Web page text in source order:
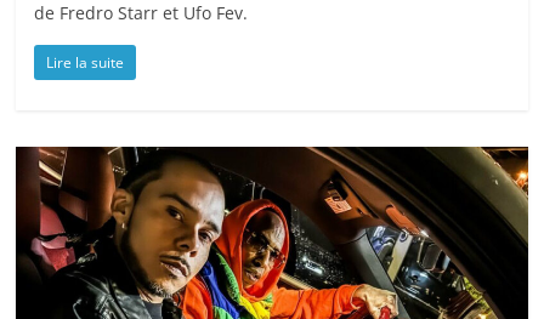
de Fredro Starr et Ufo Fev.
Lire la suite